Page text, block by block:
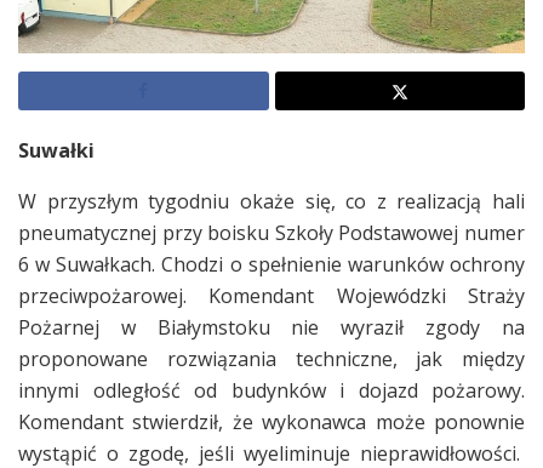
Suwałki
W przyszłym tygodniu okaże się, co z realizacją hali
pneumatycznej przy boisku Szkoły Podstawowej numer
6 w Suwałkach. Chodzi o spełnienie warunków ochrony
przeciwpożarowej. Komendant Wojewódzki Straży
Pożarnej w Białymstoku nie wyraził zgody na
proponowane rozwiązania techniczne, jak między
innymi odległość od budynków i dojazd pożarowy.
Komendant stwierdził, że wykonawca może ponownie
wystąpić o zgodę, jeśli wyeliminuje nieprawidłowości.